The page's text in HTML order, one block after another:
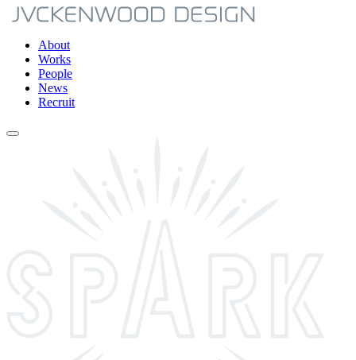
About
Works
People
News
Recruit